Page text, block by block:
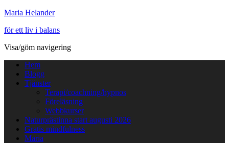
Maria Helander
för ett liv i balans
Visa/göm navigering
Hem
Blogg
Tjänster
Terapi/coachning/hypnos
Föreläsning
Webbkurser
Naturprästinna start augusti 2026
Gratis mindfulness
Maria